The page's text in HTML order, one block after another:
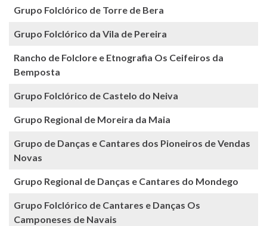
Grupo Folclórico de Torre de Bera
Grupo Folclórico da Vila de Pereira
Rancho de Folclore e Etnografia Os Ceifeiros da
Bemposta
Grupo Folclórico de Castelo do Neiva
Grupo Regional de Moreira da Maia
Grupo de Danças e Cantares dos Pioneiros de Vendas
Novas
Grupo Regional de Danças e Cantares do Mondego
Grupo Folclórico de Cantares e Danças Os
Camponeses de Navais